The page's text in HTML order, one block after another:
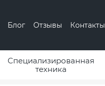
Блог Отзывы Контакты
Специализированная
техника